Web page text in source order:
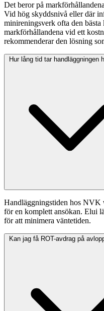
Det beror på
Vid hög skyddsnivå eller där
minireningsverk ofta den
markförhållandena vid ett
rekommenderar den lösning
Hur lång tid tar handläggningen
Handläggningstiden hos NVK
för en komplett ansökan. Elui
för att minimera väntetiden.
Kan jag få ROT-avdrag på